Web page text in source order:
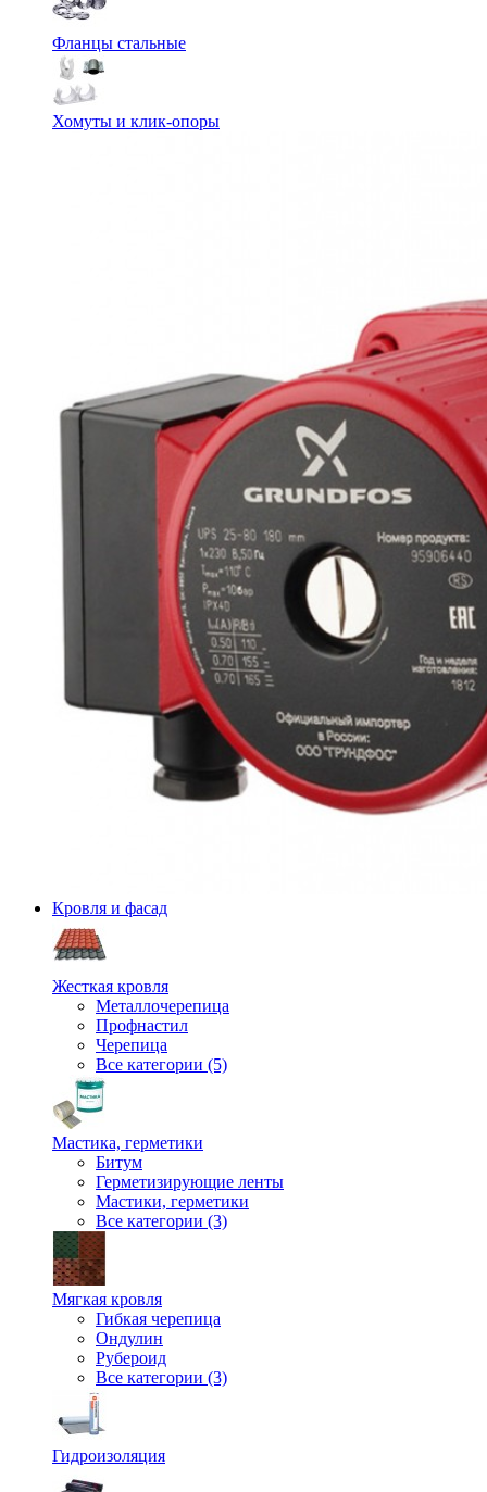
Фланцы стальные
Хомуты и клик-опоры
Кровля и фасад
Жесткая кровля
Металлочерепица
Профнастил
Черепица
Все категории (5)
Мастика, герметики
Битум
Герметизирующие ленты
Мастики, герметики
Все категории (3)
Мягкая кровля
Гибкая черепица
Ондулин
Рубероид
Все категории (3)
Гидроизоляция